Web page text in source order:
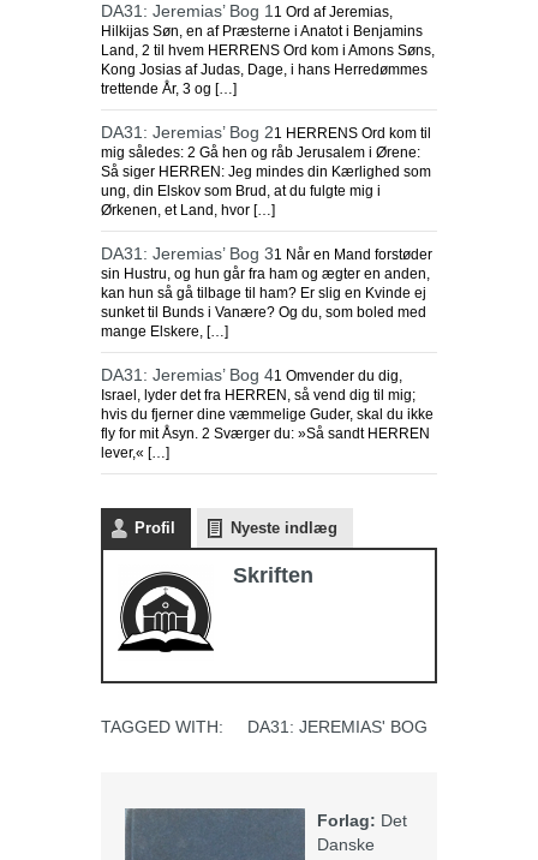
DA31: Jeremias’ Bog 1 1 Ord af Jeremias,
Hilkijas Søn, en af Præsterne i Anatot i Benjamins
Land, 2 til hvem HERRENS Ord kom i Amons Søns,
Kong Josias af Judas, Dage, i hans Herredømmes
trettende År, 3 og […]
DA31: Jeremias’ Bog 21 HERRENS Ord kom til
mig således: 2 Gå hen og råb Jerusalem i Ørene:
Så siger HERREN: Jeg mindes din Kærlighed som
ung, din Elskov som Brud, at du fulgte mig i
Ørkenen, et Land, hvor […]
DA31: Jeremias’ Bog 31 Når en Mand forstøder
sin Hustru, og hun går fra ham og ægter en anden,
kan hun så gå tilbage til ham? Er slig en Kvinde ej
sunket til Bunds i Vanære? Og du, som boled med
mange Elskere, […]
DA31: Jeremias’ Bog 41 Omvender du dig,
Israel, lyder det fra HERREN, så vend dig til mig;
hvis du fjerner dine væmmelige Guder, skal du ikke
fly for mit Åsyn. 2 Sværger du: »Så sandt HERREN
lever,« […]
Profil Nyeste indlæg
Skriften
TAGGED WITH: DA31: JEREMIAS' BOG
Forlag: Det
Danske